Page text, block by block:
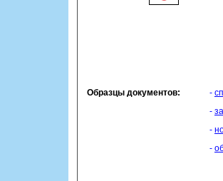
Образцы документов: -
-
-
-